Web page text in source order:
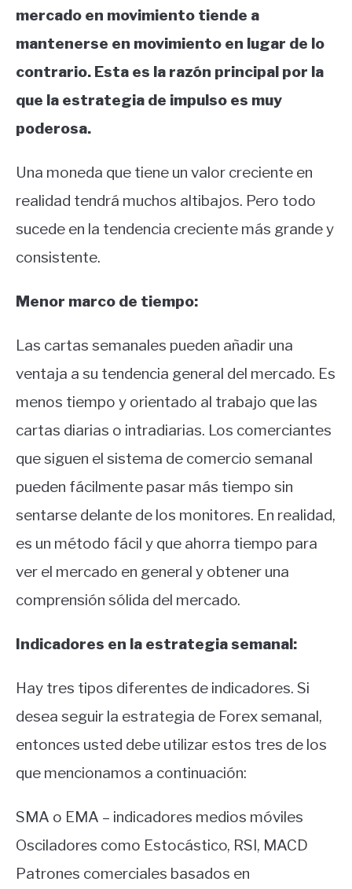
mercado en movimiento tiende a
mantenerse en movimiento en lugar de lo
contrario. Esta es la razón principal por la
que la estrategia de impulso es muy
poderosa.
Una moneda que tiene un valor creciente en
realidad tendrá muchos altibajos. Pero todo
sucede en la tendencia creciente más grande y
consistente.
Menor marco de tiempo:
Las cartas semanales pueden añadir una
ventaja a su tendencia general del mercado. Es
menos tiempo y orientado al trabajo que las
cartas diarias o intradiarias. Los comerciantes
que siguen el sistema de comercio semanal
pueden fácilmente pasar más tiempo sin
sentarse delante de los monitores. En realidad,
es un método fácil y que ahorra tiempo para
ver el mercado en general y obtener una
comprensión sólida del mercado.
Indicadores en la estrategia semanal:
Hay tres tipos diferentes de indicadores. Si
desea seguir la estrategia de Forex semanal,
entonces usted debe utilizar estos tres de los
que mencionamos a continuación:
SMA o EMA – indicadores medios móviles
Osciladores como Estocástico, RSI, MACD
Patrones comerciales basados en